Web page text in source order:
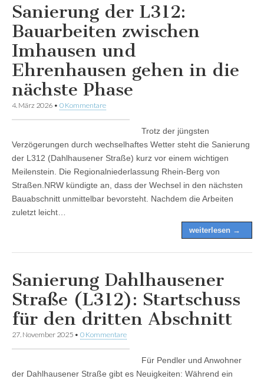
Sanierung der L312:
Bauarbeiten zwischen
Imhausen und
Ehrenhausen gehen in die
nächste Phase
4. März 2026 • 0 Kommentare
Trotz der jüngsten
Verzögerungen durch wechselhaftes Wetter steht die Sanierung
der L312 (Dahlhausener Straße) kurz vor einem wichtigen
Meilenstein. Die Regionalniederlassung Rhein-Berg von
Straßen.NRW kündigte an, dass der Wechsel in den nächsten
Bauabschnitt unmittelbar bevorsteht. Nachdem die Arbeiten
zuletzt leicht…
weiterlesen →
Sanierung Dahlhausener
Straße (L312): Startschuss
für den dritten Abschnitt
27. November 2025 • 0 Kommentare
Für Pendler und Anwohner
der Dahlhausener Straße gibt es Neuigkeiten: Während ein